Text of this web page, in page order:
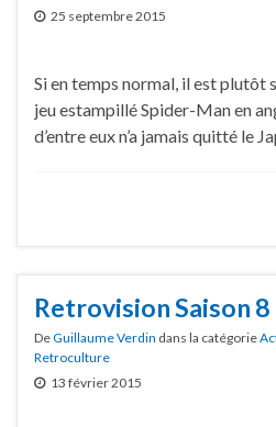
25 septembre 2015
Si en temps normal, il est plutôt
jeu estampillé Spider-Man en
d’entre eux n’a jamais quitté le
Retrovision Saison 8
DeGuillaume Verdin dans la catégorie
Retroculture
13 février 2015